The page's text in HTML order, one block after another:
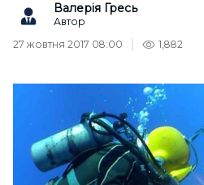
Валерія Гресь
Автор
27 жовтня 2017 08:00
1,882